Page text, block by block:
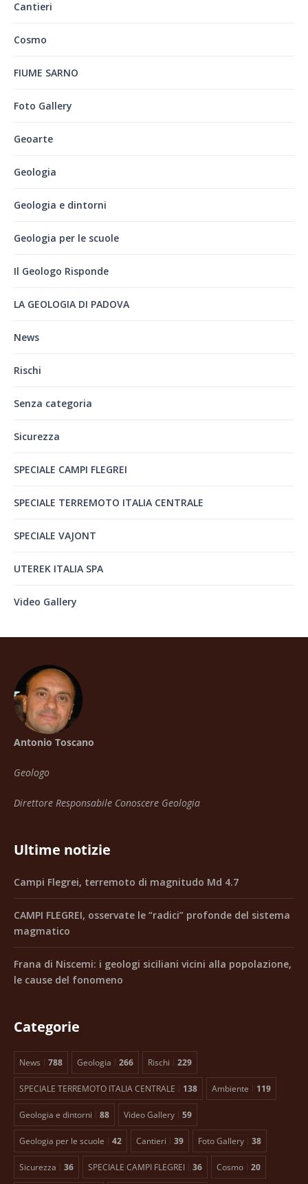
Cantieri
Cosmo
FIUME SARNO
Foto Gallery
Geoarte
Geologia
Geologia e dintorni
Geologia per le scuole
Il Geologo Risponde
LA GEOLOGIA DI PADOVA
News
Rischi
Senza categoria
Sicurezza
SPECIALE CAMPI FLEGREI
SPECIALE TERREMOTO ITALIA CENTRALE
SPECIALE VAJONT
UTEREK ITALIA SPA
Video Gallery
Antonio Toscano
Geologo
Direttore Responsabile Conoscere Geologia
Ultime notizie
Campi Flegrei, terremoto di magnitudo Md 4.7
CAMPI FLEGREI, osservate le “radici” profonde del sistema
magmatico
Frana di Niscemi: i geologi siciliani vicini alla popolazione,
le cause del fonomeno
Categorie
News 788 Geologia 266 Rischi 229
SPECIALE TERREMOTO ITALIA CENTRALE 138 Ambiente 119
Geologia e dintorni 88 Video Gallery 59
Geologia per le scuole 42 Cantieri 39 Foto Gallery 38
Sicurezza 36 SPECIALE CAMPI FLEGREI 36 Cosmo 20